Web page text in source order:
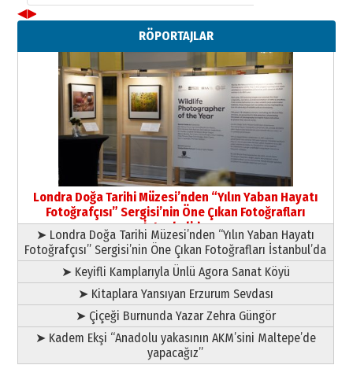
Neşat YALÇIN
Paranın Aile Kültüründeki Yeri
03 Ağustos 2026 Pazartesi
Yıldırım Gündoğdu
HAVVA’NIN ÜÇ KIZI
09 Temmuz 2026 Perşembe
Yusuf POLAT
Şampiyonluk Sebahattin Şirin’e
yazar
11 Mayıs 2026 Pazartesi
◀▶
RÖPORTAJLAR
Londra Doğa Tarihi Müzesi’nden “Yılın Yaban Hayatı
Fotoğrafçısı” Sergisi’nin Öne Çıkan Fotoğrafları
İstanbul’da
➤ Londra Doğa Tarihi Müzesi’nden “Yılın Yaban Hayatı
Fotoğrafçısı” Sergisi’nin Öne Çıkan Fotoğrafları İstanbul’da
➤ Keyifli Kamplarıyla Ünlü Agora Sanat Köyü
➤ Kitaplara Yansıyan Erzurum Sevdası
➤ Çiçeği Burnunda Yazar Zehra Güngör
➤ Kadem Ekşi “Anadolu yakasının AKM’sini Maltepe’de
yapacağız”